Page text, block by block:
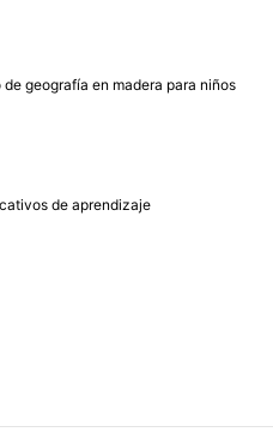
geografía en madera para niños
de aprendizaje